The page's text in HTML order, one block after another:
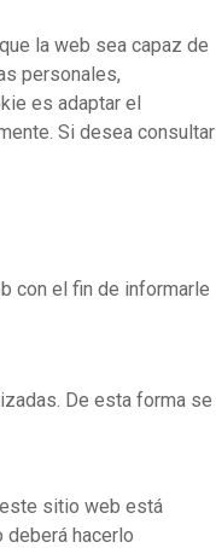
la web sea capaz de
personales,
es adaptar el
Si desea consultar
con el fin de informarle
De esta forma se
sitio web está
hacerlo